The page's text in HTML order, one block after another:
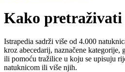
Kako pretraživati
Istrapedia sadrži više od 4.000
kroz abecedarij, naznačene kategorije,
ili pomoću tražilice u koju se upisuju
natuknicom ili više njih.